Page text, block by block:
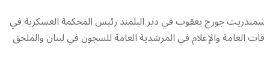
جورج يعقوب في دير البلمند رئيس المحكمة العسكرية في
والإعلام في المرشدية العامة للسجون في لبنان والملحق